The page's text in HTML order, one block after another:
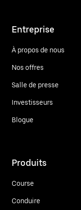
Entreprise
À propos de nous
Nos offres
Salle de presse
Investisseurs
Blogue
Produits
Course
Conduire